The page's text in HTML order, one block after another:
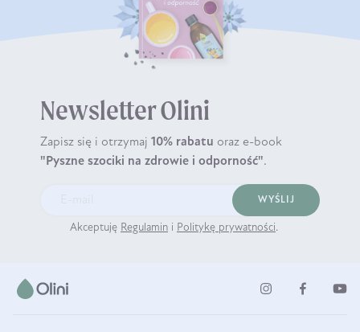
Newsletter Olini
Zapisz się i otrzymaj 10% rabatu oraz e-book
"Pyszne szociki na zdrowie i odporność".
WYŚLIJ
Akceptuję Regulamin i Politykę prywatności.